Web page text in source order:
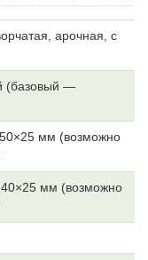
арочная, с
(базовый —
мм (возможно
мм (возможно